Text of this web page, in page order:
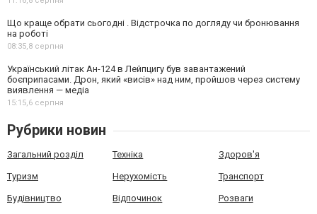
Що краще обрати сьогодні . Відстрочка по догляду чи бронювання
на роботі
08:35,8 серпня
Український літак Ан-124 в Лейпцигу був завантажений
боєприпасами. Дрон, який «висів» над ним, пройшов через систему
виявлення — медіа
15:15,6 серпня
Рубрики новин
Загальний розділ Техніка Здоров'я
Туризм Нерухомість Транспорт
Будівництво Відпочинок Розваги